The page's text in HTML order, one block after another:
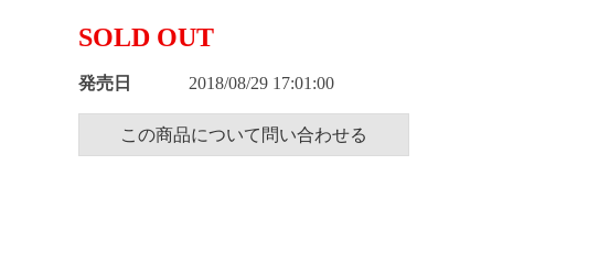
SOLD OUT
発売日 2018/08/29 17:01:00
この商品について問い合わせる